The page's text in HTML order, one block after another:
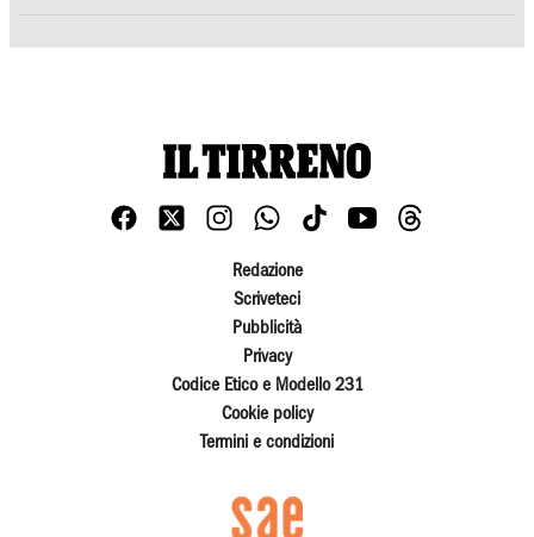
Redazione
Scriveteci
Pubblicità
Privacy
Codice Etico e Modello 231
Cookie policy
Termini e condizioni